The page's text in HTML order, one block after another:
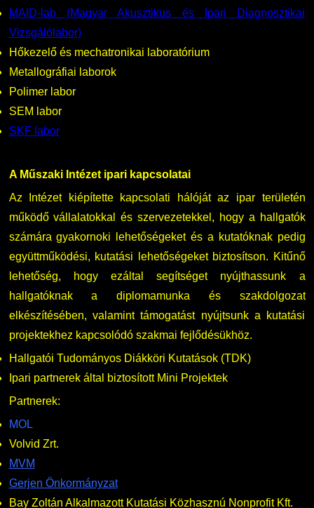
MAID-lab (Magyar Akusztikus és Ipari Diagnosztikai
Vizsgálólabor)
Hőkezelő és mechatronikai laboratórium
Metallográfiai laborok
Polimer labor
SEM labor
SKF labor
A Műszaki Intézet ipari kapcsolatai
Az Intézet kiépítette kapcsolati hálóját az ipar területén
működő vállalatokkal és szervezetekkel, hogy a hallgatók
számára gyakornoki lehetőségeket és a kutatóknak pedig
együttműködési, kutatási lehetőségeket biztosítson. Kitűnő
lehetőség, hogy ezáltal segítséget nyújthassunk a
hallgatóknak a diplomamunka és szakdolgozat
elkészítésében, valamint támogatást nyújtsunk a kutatási
projektekhez kapcsolódó szakmai fejlődésükhöz.
Hallgatói Tudományos Diákköri Kutatások (TDK)
Ipari partnerek által biztosított Mini Projektek
Partnerek:
MOL
Volvid Zrt.
MVM
Gerjen Önkormányzat
Bay Zoltán Alkalmazott Kutatási Közhasznú Nonprofit Kft.